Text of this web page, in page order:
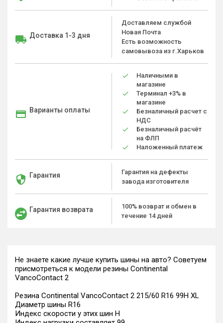
Доставка 1-3 дня
Доставляем службой
Новая Почта
Есть возможность
самовывоза из г.Харьков
Варианты оплаты
Наличными в
магазине
Терминал +3% в
магазине
Безналичный расчет с
НДС
Безналичный расчёт
на ФЛП
Наложенный платеж
Гарантия
Гарантия на дефекты
завода изготовителя
Гарантия возврата
100% возврат и обмен в
течение 14 дней
Не знаете какие лучше купить шины на авто? Советуем
присмотреться к модели резины Continental
VancoContact 2
Резина Continental VancoContact 2 215/60 R16 99H XL
Диаметр шины R16
Индекс скорости у этих шин H